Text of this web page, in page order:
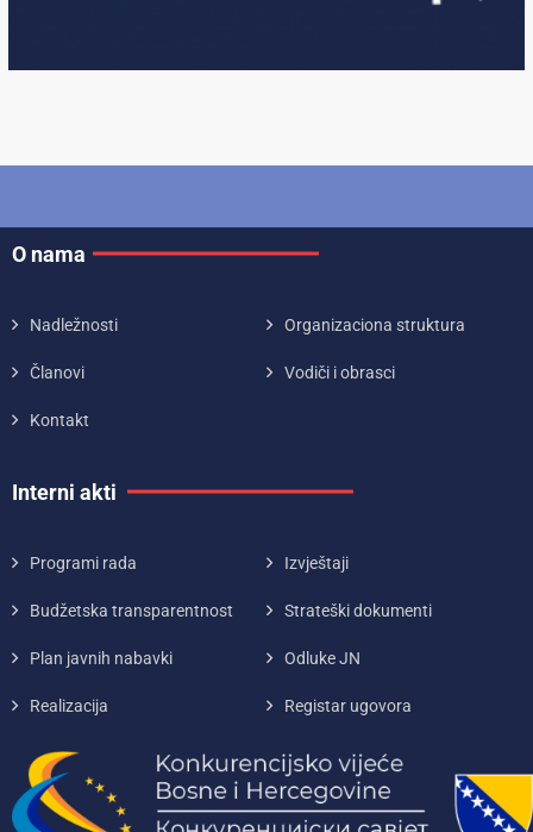
O nama
Nadležnosti Organizaciona struktura
Članovi Vodiči i obrasci
Kontakt
Interni akti
Programi rada Izvještaji
Budžetska transparentnost Strateški dokumenti
Plan javnih nabavki Odluke JN
Realizacija Registar ugovora